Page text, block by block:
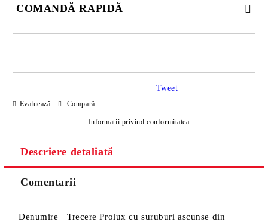
COMANDĂ RAPIDĂ
Sunt de acord cuPolitica de confidentialitate
Noi vă vom contacta pentru finalizarea comenzii.
Evaluează Compară
Informatii privind conformitatea
Tweet
Descriere detaliată
Comentarii
Denumire
Trecere Prolux cu suruburi ascunse din